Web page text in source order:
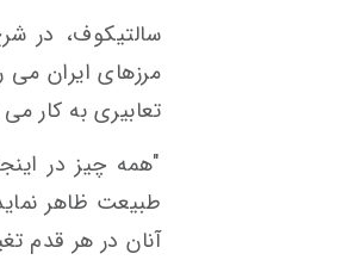
سالتیکوف، در
مرزهای ایران
تعابیری به کار می
"همه چیز در
طبیعت ظاهر
آنان در هر قدم